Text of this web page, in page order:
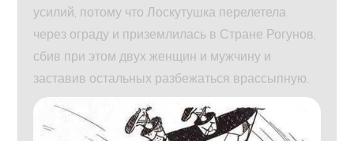
усилий, потому что Лоскутушка перелетела
через ограду и приземлилась в Стране Рогунов,
сбив при этом двух женщин и мужчину и
заставив остальных разбежаться врассыпную.